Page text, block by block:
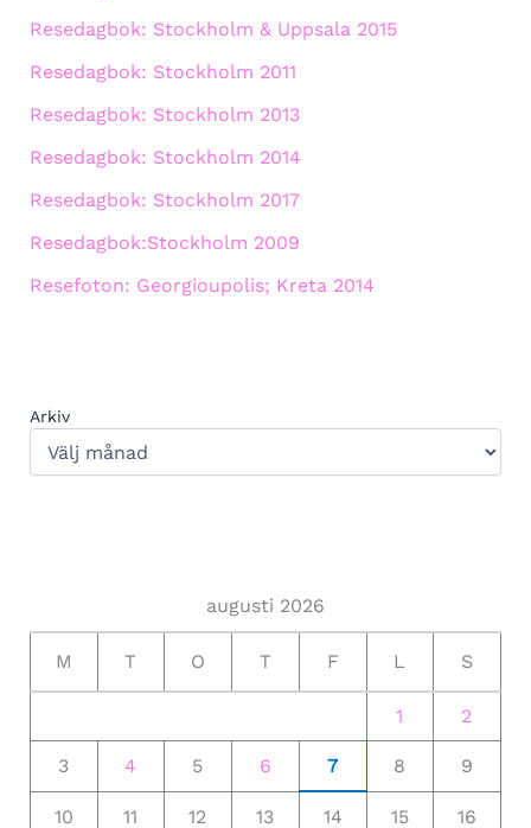
Resedagbok: Stockholm & Uppsala 2015
Resedagbok: Stockholm 2011
Resedagbok: Stockholm 2013
Resedagbok: Stockholm 2014
Resedagbok: Stockholm 2017
Resedagbok:Stockholm 2009
Resefoton: Georgioupolis; Kreta 2014
Arkiv
augusti 2026
M T O T F L S
1 2
3 4 5 6 7 8 9
10 11 12 13 14 15 16